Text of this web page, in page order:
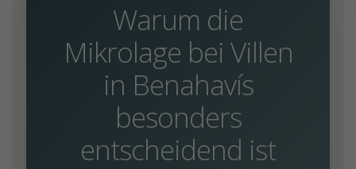
Warum die
Mikrolage bei Villen
in Benahavís
besonders
entscheidend ist